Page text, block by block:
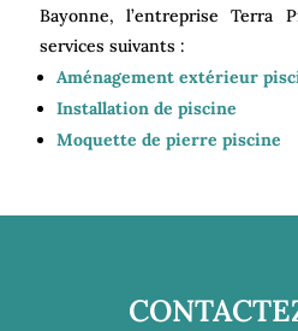
Bayonne, l’entreprise Terra
services suivants :
Aménagement extérieur
Installation de piscine
Moquette de pierre piscine